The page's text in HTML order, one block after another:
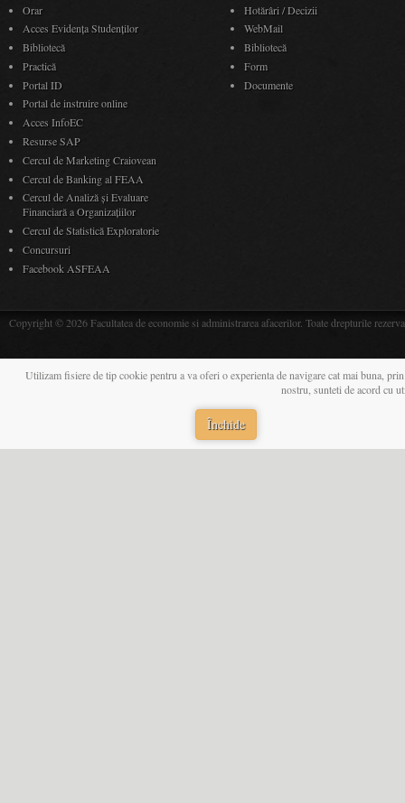
Orar
Acces Evidenţa Studenţilor
Bibliotecă
Practică
Portal ID
Portal de instruire online
Acces InfoEC
Resurse SAP
Cercul de Marketing Craiovean
Cercul de Banking al FEAA
Cercul de Analiză și Evaluare
Financiară a Organizațiilor
Cercul de Statistică Exploratorie
Concursuri
Facebook ASFEAA
Hotărâri / Decizii
WebMail
Bibliotecă
Form
Documente
Copyright © 2026 Facultatea de economie si administrarea afacerilor. Toate drepturile
Utilizam fisiere de tip cookie pentru a va oferi o experienta de navigare cat mai buna,
nostru, sunteti de acord cu
Închide